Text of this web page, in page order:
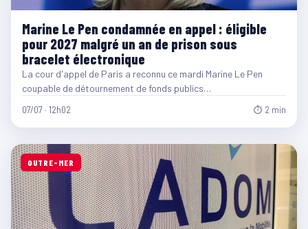
Marine Le Pen condamnée en appel : éligible
pour 2027 malgré un an de prison sous
bracelet électronique
La cour d'appel de Paris a reconnu ce mardi Marine Le Pen
coupable de détournement de fonds publics…
07/07 · 12h02 ⏱ 2 min
OUTRE-MER